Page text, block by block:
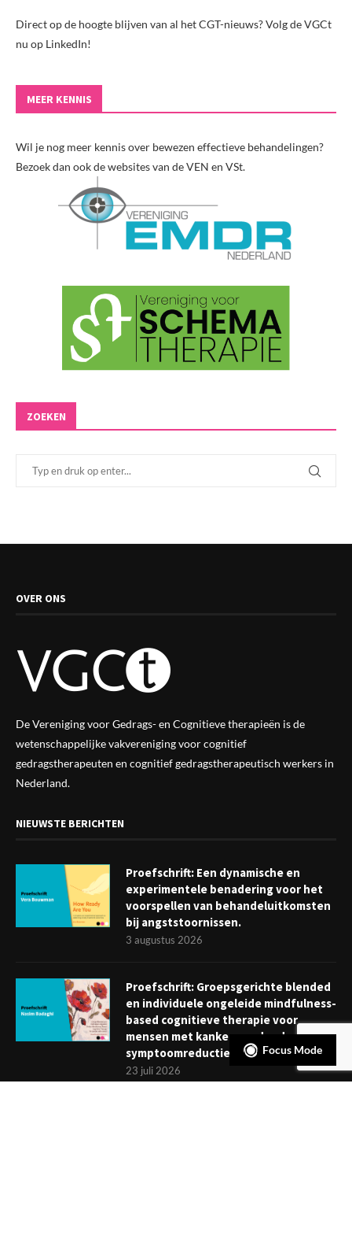
Direct op de hoogte blijven van al het CGT-nieuws? Volg de VGCt
nu op LinkedIn!
MEER KENNIS
Wil je nog meer kennis over bewezen effectieve behandelingen?
Bezoek dan ook de websites van de VEN en VSt.
ZOEKEN
OVER ONS
De Vereniging voor Gedrags- en Cognitieve therapieën is de
wetenschappelijke vakverenigingvoor cognitief
gedragstherapeuten en cognitief gedragstherapeutisch werkers in
Nederland.
NIEUWSTE BERICHTEN
Proefschrift: Een dynamische en
experimentele benadering voor het
voorspellen van behandeluitkomsten
bij angststoornissen.
3 augustus 2026
Proefschrift: Groepsgerichte blended
en individuele ongeleide mindfulness-
based cognitieve therapie voor
mensen met kanker: verder dan
symptoomreductie
23 juli 2026
Focus Mode